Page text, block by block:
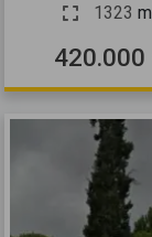
1323 m
420.000